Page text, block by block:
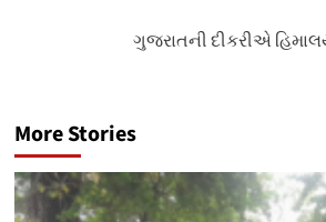
ગુજરાતની દીકરીએ
More Stories